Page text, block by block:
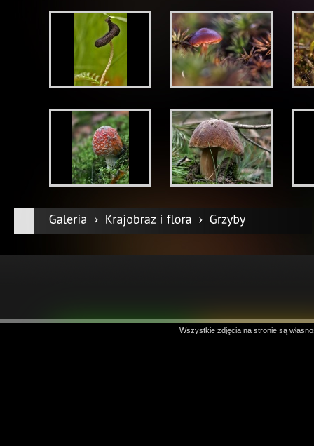
Wszystkie zdjęcia na stronie są